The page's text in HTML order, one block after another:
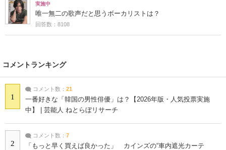
実施中
唯一無二の歌声だと思うボーカリストは？
回答数：8108
コメントランキング
1
コメント数： 21
一番好きな「韓国の男性俳優」は？【2026年版・人気投票実施
中】 | 芸能人 ねとらぼリサーチ
2
コメント数： 7
「もっと早く買えば良かった」 カインズの“車内遮光カーテ